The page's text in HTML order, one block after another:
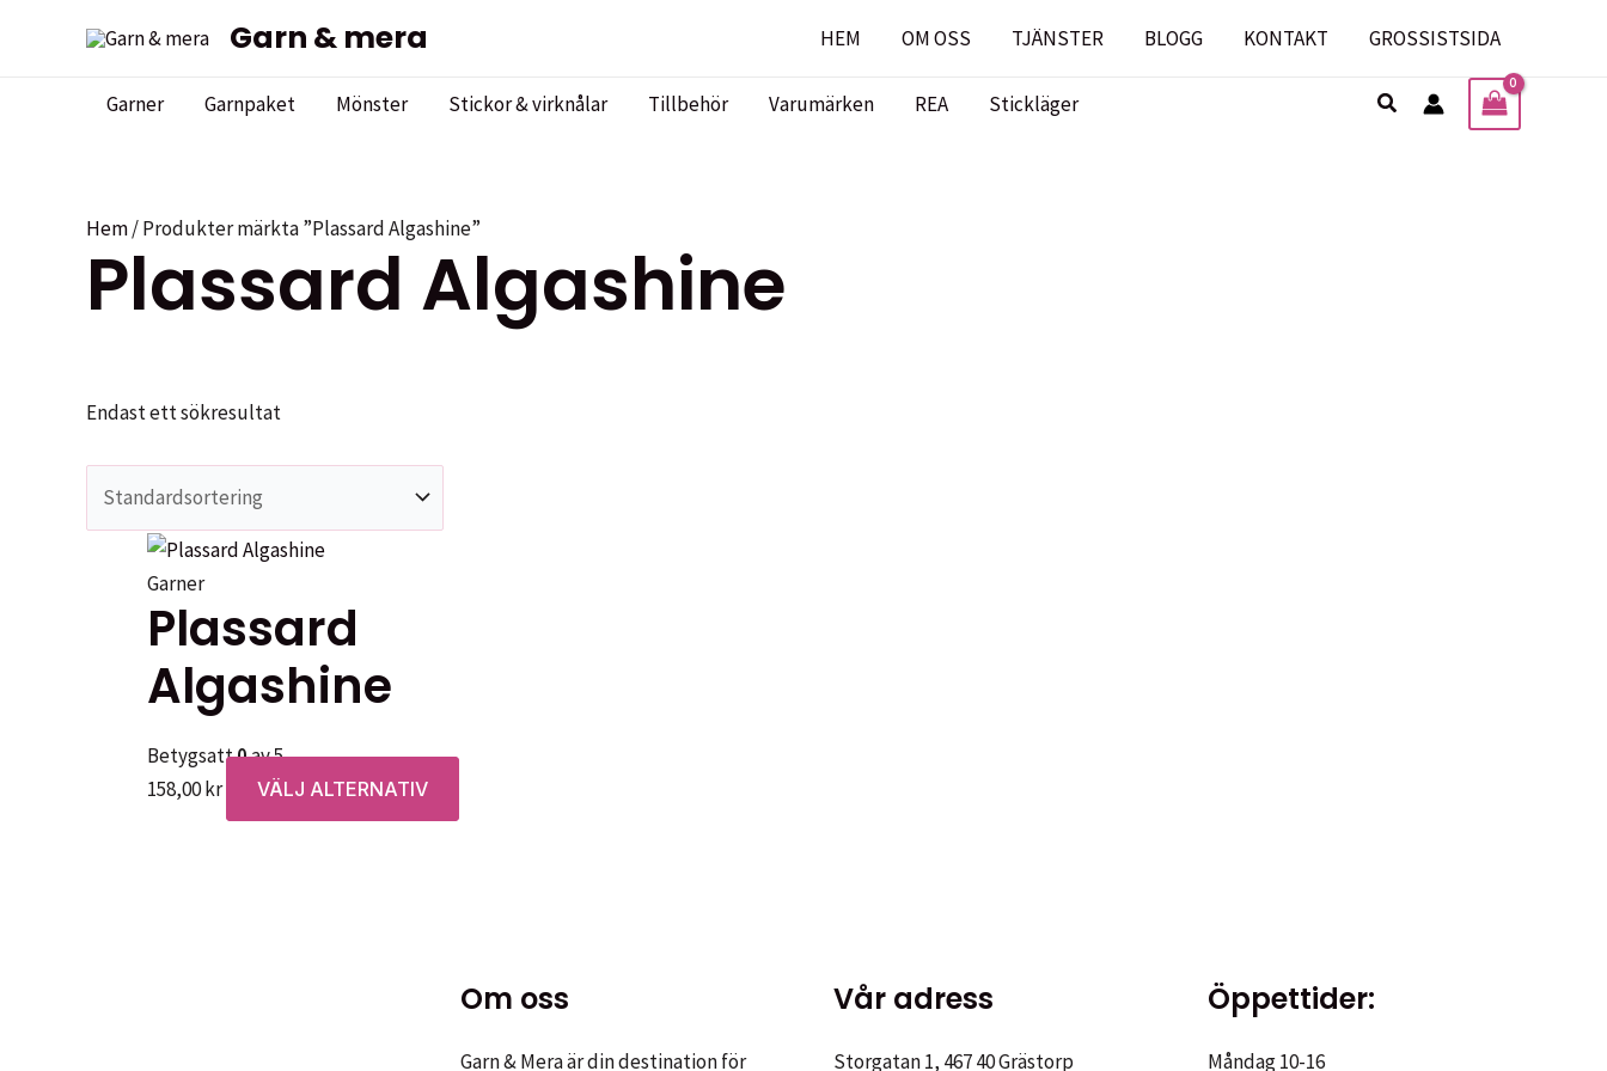
Garn & mera HEM OM OSS TJÄNSTER BLOGG KONTAKT GROSSISTSIDA
Garner Garnpaket Mönster Stickor & virknålar Tillbehör Varumärken REA Stickläger Sök
Hem/ Produkter märkta ”Plassard Algashine”
Plassard Algashine
Endast ett sökresultat
Garner
Plassard
Algashine
Betygsatt0av 5
158,00kr VÄLJ ALTERNATIV
här
De
alternativen
Om oss
Garn & Mera är din destination för
Vår adress
Storgatan 1, 467 40 Grästorp
Öppettider:
Måndag 10-16